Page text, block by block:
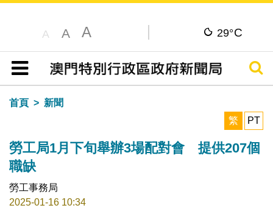
A A A 29°C
目錄
搜尋
首頁
新聞
繁
PT
勞工局1月下旬舉辦3場配對會 提供207個
職缺
勞工事務局
2025-01-16 10:34